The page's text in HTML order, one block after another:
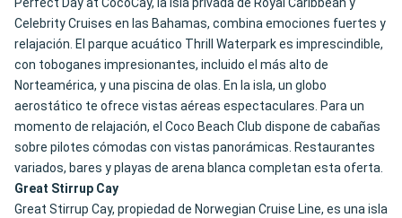
Perfect Day at CocoCay, la isla privada de Royal Caribbean y
Celebrity Cruises en las Bahamas, combina emociones fuertes y
relajación. El parque acuático Thrill Waterpark es imprescindible,
con toboganes impresionantes, incluido el más alto de
Norteamérica, y una piscina de olas. En la isla, un globo
aerostático te ofrece vistas aéreas espectaculares. Para un
momento de relajación, el Coco Beach Club dispone de cabañas
sobre pilotes cómodas con vistas panorámicas. Restaurantes
variados, bares y playas de arena blanca completan esta oferta.
Great Stirrup Cay
Great Stirrup Cay, propiedad de Norwegian Cruise Line, es una isla